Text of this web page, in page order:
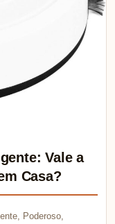
Vale a
Casa?
Poderoso,